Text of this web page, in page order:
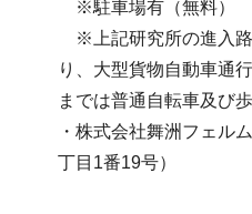
※駐車場有（無料）
※上記研究所の進入路
り、大型貨物自動車通
までは普通自転車及び
・株式会社舞洲フェル
丁目1番19号）